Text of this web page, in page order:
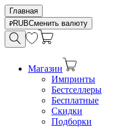
Главная
RUBСменить валюту
Магазин
Импринты
Бестселлеры
Бесплатные
Скидки
Подборки